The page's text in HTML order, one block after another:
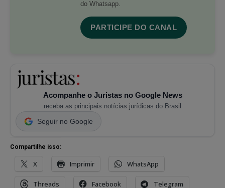
do Whatsapp.
PARTICIPE DO CANAL
Acompanhe o Juristas no Google News
receba as principais notícias jurídicas do Brasil
Seguir no Google
Compartilhe isso:
X Imprimir WhatsApp
Threads Facebook Telegram